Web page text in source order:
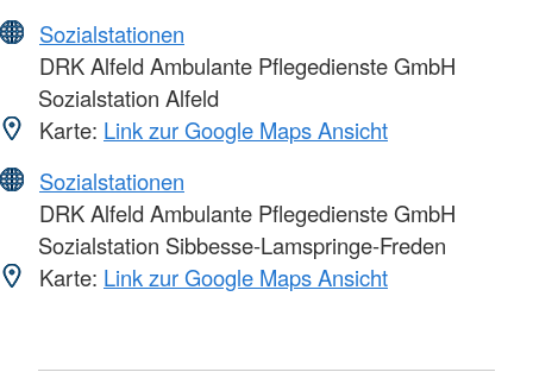
Sozialstationen
DRK Alfeld Ambulante Pflegedienste GmbH
Sozialstation Alfeld
Karte: Link zur Google Maps Ansicht
Sozialstationen
DRK Alfeld Ambulante Pflegedienste GmbH
Sozialstation Sibbesse-Lamspringe-Freden
Karte: Link zur Google Maps Ansicht